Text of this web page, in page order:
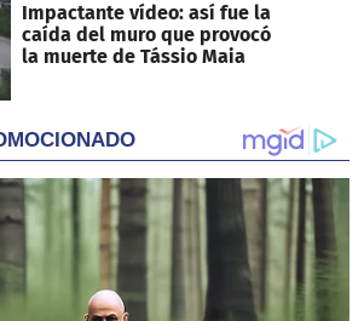
Impactante vídeo: así fue la
caída del muro que provocó
la muerte de Tássio Maia